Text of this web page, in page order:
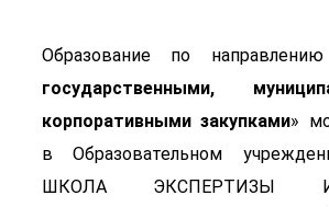
Образование по
государственными,
корпоративными закупками»
в Образовательном
ШКОЛА ЭКСПЕРТИЗЫ